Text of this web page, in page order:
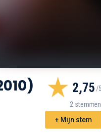
2,75
2 stemmen
+ Mijn stem